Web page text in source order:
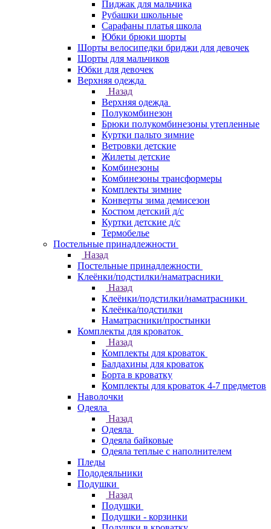
Пиджак для мальчика
Рубашки школьные
Сарафаны платья школа
Юбки брюки шорты
Шорты велосипедки бриджи для девочек
Шорты для мальчиков
Юбки для девочек
Верхняя одежда
Назад
Верхняя одежда
Полукомбинезон
Брюки полукомбинезоны утепленные
Куртки пальто зимние
Ветровки детские
Жилеты детские
Комбинезоны
Комбинезоны трансформеры
Комплекты зимние
Конверты зима демисезон
Костюм детский д/с
Куртки детские д/с
Термобелье
Постельные принадлежности
Назад
Постельные принадлежности
Клеёнки/подстилки/наматрасники
Назад
Клеёнки/подстилки/наматрасники
Клеёнка/подстилки
Наматрасники/простынки
Комплекты для кроваток
Назад
Комплекты для кроваток
Балдахины для кроваток
Борта в кроватку
Комплекты для кроваток 4-7 предметов
Наволочки
Одеяла
Назад
Одеяла
Одеяла байковые
Одеяла теплые с наполнителем
Пледы
Пододеяльники
Подушки
Назад
Подушки
Подушки - корзинки